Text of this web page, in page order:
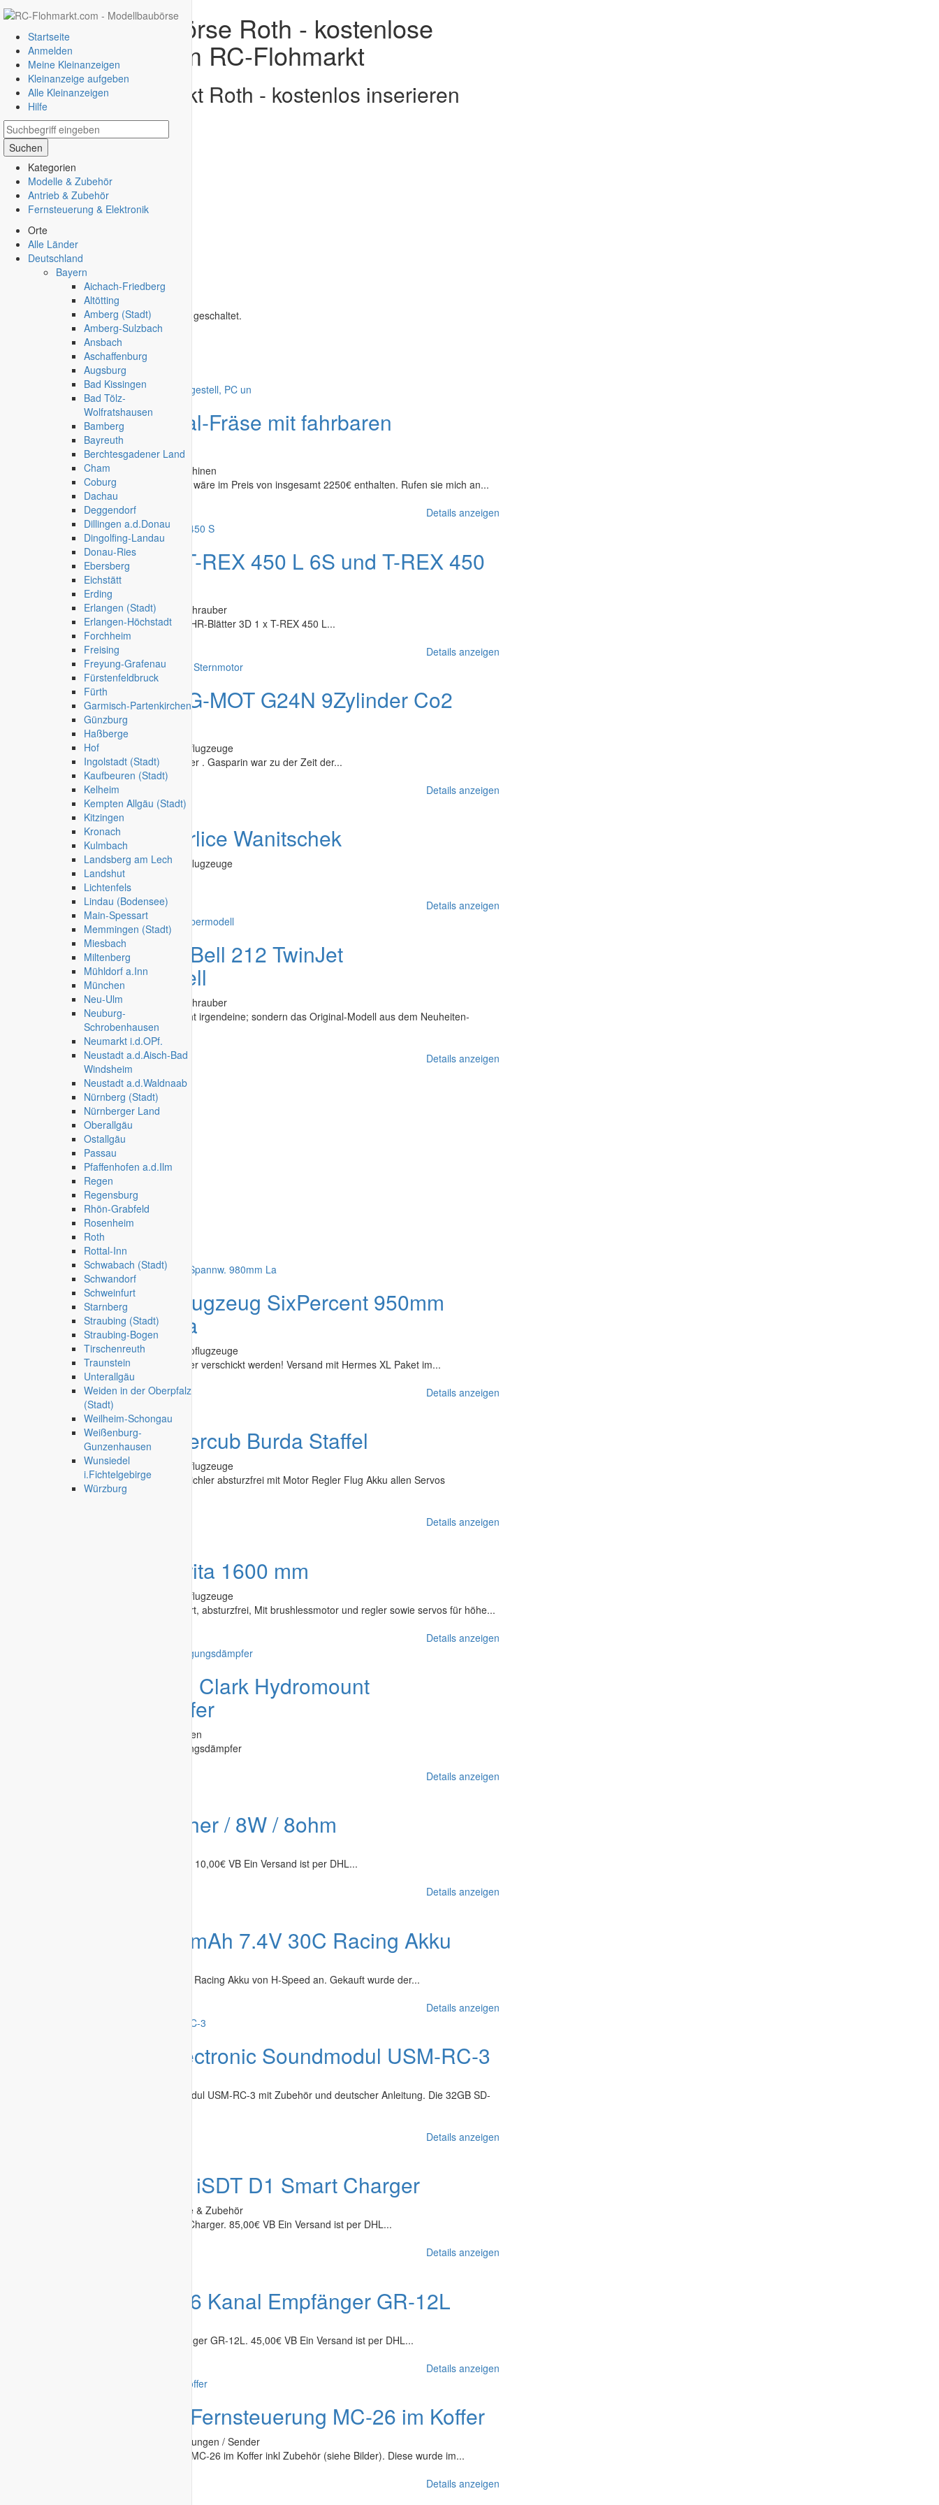
Startseite
Anmelden
Meine Kleinanzeigen
Kleinanzeige aufgeben
Alle Kleinanzeigen
Hilfe
Suchen
Kategorien
Modelle & Zubehör
Antrieb & Zubehör
Fernsteuerung & Elektronik
Orte
Alle Länder
Deutschland
Bayern
Aichach-Friedberg
Altötting
Amberg (Stadt)
Amberg-Sulzbach
Ansbach
Aschaffenburg
Augsburg
Bad Kissingen
Bad Tölz-
Wolfratshausen
Bamberg
Bayreuth
Berchtesgadener Land
Cham
Coburg
Dachau
Deggendorf
Dillingen a.d.Donau
Dingolfing-Landau
Donau-Ries
Ebersberg
Eichstätt
Erding
Erlangen (Stadt)
Erlangen-Höchstadt
Forchheim
Freising
Freyung-Grafenau
Fürstenfeldbruck
Fürth
Garmisch-Partenkirchen
Günzburg
Haßberge
Hof
Ingolstadt (Stadt)
Kaufbeuren (Stadt)
Kelheim
Kempten Allgäu (Stadt)
Kitzingen
Kronach
Kulmbach
Landsberg am Lech
Landshut
Lichtenfels
Lindau (Bodensee)
Main-Spessart
Memmingen (Stadt)
Miesbach
Miltenberg
Mühldorf a.Inn
München
Neu-Ulm
Neuburg-
Schrobenhausen
Neumarkt i.d.OPf.
Neustadt a.d.Aisch-Bad
Windsheim
Neustadt a.d.Waldnaab
Nürnberg (Stadt)
Nürnberger Land
Oberallgäu
Ostallgäu
Passau
Pfaffenhofen a.d.Ilm
Regen
Regensburg
Rhön-Grabfeld
Rosenheim
Roth
Rottal-Inn
Schwabach (Stadt)
Schwandorf
Schweinfurt
Starnberg
Straubing (Stadt)
Straubing-Bogen
Tirschenreuth
Traunstein
Unterallgäu
Weiden in der Oberpfalz
(Stadt)
Weilheim-Schongau
Weißenburg-
Gunzenhausen
Wunsiedel
i.Fichtelgebirge
Würzburg
RC Modellbaubörse Roth - kostenlose
Kleinanzeigen im RC-Flohmarkt
Gratis RC-Flohmarkt Roth - kostenlos inserieren
Derzeit sind keine Kleinanzeigen in geschaltet.
Kleinanzeige aufgeben
Schnellregistrierungmit nur einem Schritt!
AngebotCNC Portal-Fräse mit fahrbaren
Untergestell, PC un
Modelle & Zubehör»Werkzeuge & Maschinen
Ein Speditionsversand auf Einwegpalette wäre im Preis von insgesamt 2250€ enthalten. Rufen sie mich an...
Gestern, 08:32 Uhr Details anzeigen
AngebotVerkaufe T-REX 450 L 6S und T-REX 450
Modelle & Zubehör»Flugzeuge
Hubschrauber
Verkaufe 1 x T-REX 450 Motor TH-500 , HR-Blätter 3D 1 x T-REX 450 L...
Hagen (Stadt) -05.08.2026 Details anzeigen
AngebotGasparin G-MOT G24N 9Zylinder Co2
Sternmotor
Modelle & Zubehör»
Motorflugzeuge
Stammt aus der Zeit der 80iger und 90iger . Gasparin war zu der Zeit der...
Hamburg Bergedorf-05.08.2026 Details anzeigen
Gesuch Bauplan Orlice Wanitschek
Modelle & Zubehör»Flugzeuge»Segelflugzeuge
Für Rippenflächen 3,00-3.40m
Dillingen a.d.Donau- 05.08.2026 Details anzeigen
AngebotGraupner Bell 212 TwinJet
Hubschraubermodell
Modelle & Zubehör»Flugzeuge
Hubschrauber
"nagelneue" BELL 212 Twin Jet aber nicht irgendeine; sondern das Original-Modell aus dem Neuheiten-
Wien Alsergrund-04.08.2026 Details anzeigen
AngebotRC Deltaflugzeug SixPercent 950mm
Spannw. 980mm La
Modelle & Zubehör»Flugzeuge
Elektroflugzeuge
Das Flugzeug ist verpackt und kann sicher verschickt werden! Versand mit Hermes XL Paket im...
03.08.2026 Details anzeigen
AngebotPiper Supercub Burda Staffel
Modelle & Zubehör»Flugzeuge
Motorflugzeuge
Wunderschöne Piper Burda Staffel von Pichler absturzfrei mit Motor Regler Flug Akku allen Servos
Flächetaschen...
Details anzeigen
SIG Senorita 1600 mm
Motorflugzeuge
Sauber gebauter Trainer 2 achs gesteuert, absturzfrei, Mit brushlessmotor und regler sowie servos für höhe...
Details anzeigen
Suche Toni Clark Hydromount
Schwingungsdämpfer
Verbrennungsmotoren
Suche Toni Clark Hydromount Schwingungsdämpfer
Details anzeigen
Lautsprecher / 8W / 8ohm
Biete hier einen Lautsprecher / 8W / 8oh. 10,00€ VB Ein Versand ist per DHL...
Details anzeigen
LiPo 8000mAh 7.4V 30C Racing Akku
Biete hier einen LiPo 8000mAh 7.4V 30C Racing Akku von H-Speed an. Gekauft wurde der...
Details anzeigen
BEIER Electronic Soundmodul USM-RC-3
Biete hier ein BEIER Electronic Soundmodul USM-RC-3 mit Zubehör und deutscher Anleitung. Die 32GB SD-
Details anzeigen
Ladegerät iSDT D1 Smart Charger
Ladegeräte & Zubehör
Biete hier ein Ladegerät iSDT D1 Smart Charger. 85,00€ VB Ein Versand ist per DHL...
Details anzeigen
Graupner 6 Kanal Empfänger GR-12L
Biete hier eine Graupner 6 Kanal Empfänger GR-12L. 45,00€ VB Ein Versand ist per DHL...
Details anzeigen
Graupner Fernsteuerung MC-26 im Koffer
Fernsteuerungen / Sender
Biete hier eine Graupner Fernsteuerung MC-26 im Koffer inkl Zubehör (siehe Bilder). Diese wurde im...
Details anzeigen